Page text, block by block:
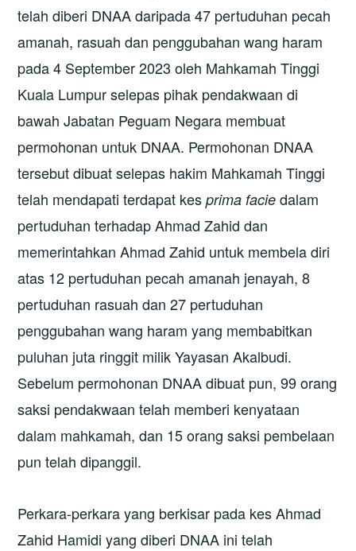
telah diberi DNAA daripada 47 pertuduhan pecah
amanah, rasuah dan penggubahan wang haram
pada 4 September 2023 oleh Mahkamah Tinggi
Kuala Lumpur selepas pihak pendakwaan di
bawah Jabatan Peguam Negara membuat
permohonan untuk DNAA. Permohonan DNAA
tersebut dibuat selepas hakim Mahkamah Tinggi
telah mendapati terdapat kesprima facie dalam
pertuduhan terhadap Ahmad Zahid dan
memerintahkan Ahmad Zahid untuk membela diri
atas 12 pertuduhan pecah amanah jenayah, 8
pertuduhan rasuah dan 27 pertuduhan
penggubahan wang haram yang membabitkan
puluhan juta ringgit milik Yayasan Akalbudi.
Sebelum permohonan DNAA dibuat pun, 99 orang
saksi pendakwaan telah memberi kenyataan
dalam mahkamah, dan 15 orang saksi pembelaan
pun telah dipanggil.
Perkara-perkara yang berkisar pada kes Ahmad
Zahid Hamidi yang diberi DNAA ini telah